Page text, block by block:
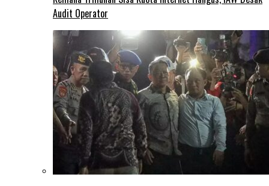
Audit Operator